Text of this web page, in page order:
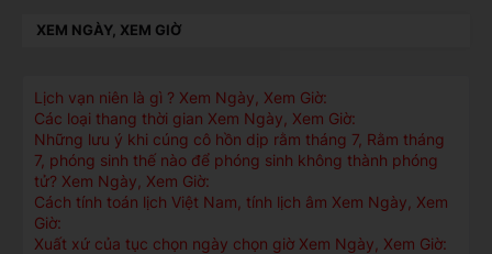
XEM NGÀY, XEM GIỜ
Lịch vạn niên là gì ? Xem Ngày, Xem Giờ:
Các loại thang thời gian Xem Ngày, Xem Giờ:
Những lưu ý khi cúng cô hồn dịp rằm tháng 7, Rằm tháng
7, phóng sinh thế nào để phóng sinh không thành phóng
tử? Xem Ngày, Xem Giờ:
Cách tính toán lịch Việt Nam, tính lịch âm Xem Ngày, Xem
Giờ:
Xuất xứ của tục chọn ngày chọn giờ Xem Ngày, Xem Giờ: